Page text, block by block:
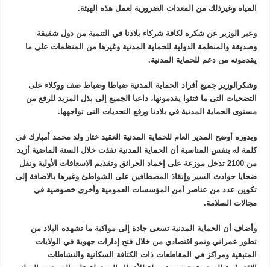
المياه وغيرذلك من المعدات الضرورية لعمل هذه الهيئة.
وعبر الوزير عن شكره لكافة شركاء بلادنا في التنمية من دول شقيقة
وصديقة والمنظمة الدولية للحماية المدنية وغيرها من المنظمات على ما
يقدمونه من دعم للحماية المدنية.
وشكرالوزير جميع أفراد الحماية المدنية ضباطا وضباط صف ووكلاء على
التضحيات التى ما فتئوا يقدمونها، داعيا الجميع إلى بذل المزيد للرفع من
مستوى الحماية المدنية في بلادنا ورفع التحديات التى تواجهها.
وبدوره أوضح المدير العام للحماية المدنية العقيد ختار ولد محمد أمبارك في
كلمة له بنفس المناسبة أن الحماية المدنية نفذت خلال السنة الماضية أزيد
من 2100 تدخل موزعة على إخماد الحرائق وتقديم الاسعافات الأولية ونقل
ضحايا حوادث السير وإنقاذ المصطافين على الشواطئ وغيرها بالاضافة إلى
تكوين عدد من عناصر أمن المؤسسات العمومية وأخرى خصوصية في
مجالات السلامة.
وأضاف أن الحماية المدنية تسعى جادة إلى مواكبة ما تشهده البلاد من
تطور عمراني ونمو اقتصادي من خلال فتح إدارات جهوية في الولايات
المتبقية ومراكز في المقاطعات ذات الكثافة السكانية والنشاطات